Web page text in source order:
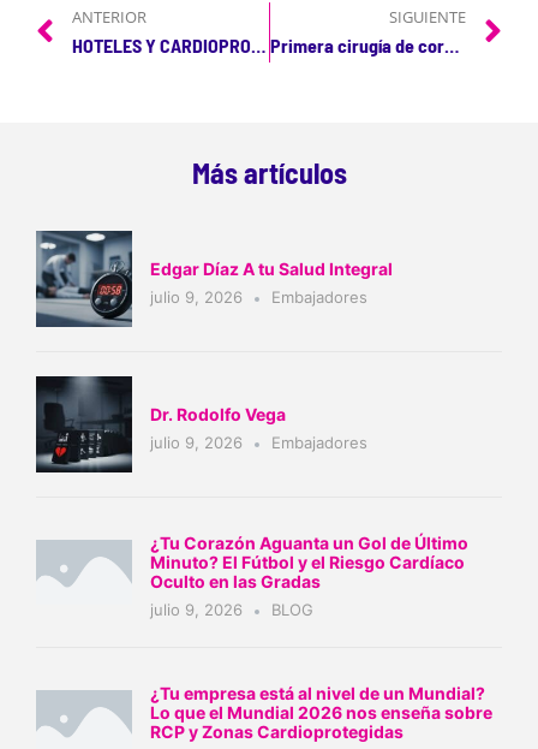
ANTERIOR SIGUIENTE
Primera cirugía de corazón abierto en Clínica Panamericana de Apartadó.
Más artículos
Edgar Díaz A tu Salud Integral
julio 9, 2026 Embajadores
Dr. Rodolfo Vega
julio 9, 2026 Embajadores
¿Tu Corazón Aguanta un Gol de Último
Minuto? El Fútbol y el Riesgo Cardíaco
Oculto en las Gradas
julio 9, 2026 BLOG
¿Tu empresa está al nivel de un Mundial?
Lo que el Mundial 2026 nos enseña sobre
RCP y Zonas Cardioprotegidas